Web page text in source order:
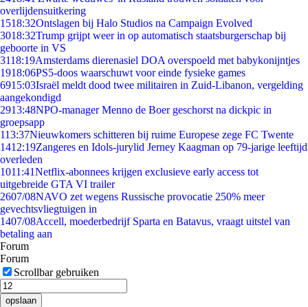
overlijdensuitkering
1518:32Ontslagen bij Halo Studios na Campaign Evolved
3018:32Trump grijpt weer in op automatisch staatsburgerschap bij
geboorte in VS
3118:19Amsterdams dierenasiel DOA overspoeld met babykonijntjes
1918:06PS5-doos waarschuwt voor einde fysieke games
6915:03Israël meldt dood twee militairen in Zuid-Libanon, vergelding
aangekondigd
2913:48NPO-manager Menno de Boer geschorst na dickpic in
groepsapp
113:37Nieuwkomers schitteren bij ruime Europese zege FC Twente
1412:19Zangeres en Idols-jurylid Jerney Kaagman op 79-jarige leeftijd
overleden
1011:41Netflix-abonnees krijgen exclusieve early access tot
uitgebreide GTA VI trailer
2607/08NAVO zet wegens Russische provocatie 250% meer
gevechtsvliegtuigen in
1407/08Accell, moederbedrijf Sparta en Batavus, vraagt uitstel van
betaling aan
Forum
Forum
Scrollbar gebruiken
opslaan